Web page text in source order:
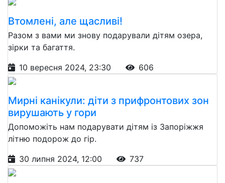
Втомлені, але щасливі!
Разом з вами ми знову подарували дітям озера,
зірки та багаття.
10 вересня 2024, 23:30
606
Мирні канікули: діти з прифронтових зон
вирушають у гори
Допоможіть нам подарувати дітям із Запоріжжя
літню подорож до гір.
30 липня 2024, 12:00
737